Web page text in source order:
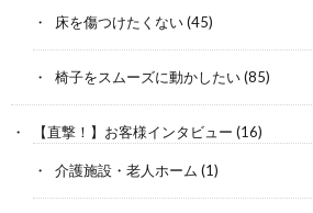
床を傷つけたくない(45)
椅子をスムーズに動かしたい(85)
【直撃！】お客様インタビュー (16)
介護施設・老人ホーム (1)